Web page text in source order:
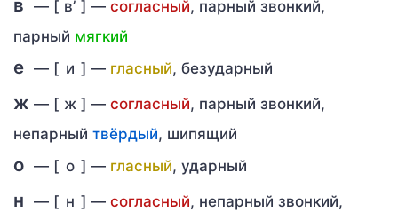
в — [ в’ ] — согласный, парный звонкий,
парный мягкий
е — [ и ] — гласный, безударный
ж — [ ж ] — согласный, парный звонкий,
непарный твёрдый, шипящий
о — [ о ] — гласный, ударный
н — [ н ] — согласный, непарный звонкий,